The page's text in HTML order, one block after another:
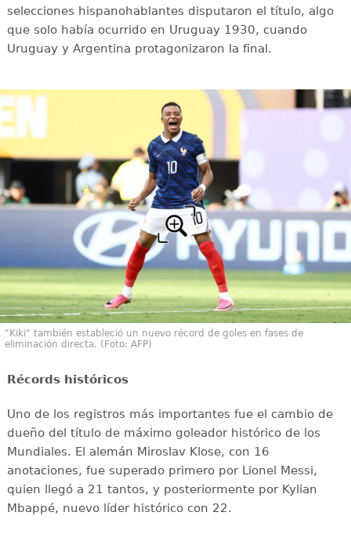
selecciones hispanohablantes disputaron el título, algo
que solo había ocurrido en Uruguay 1930, cuando
Uruguay y Argentina protagonizaron la final.
"Kiki" también estableció un nuevo récord de goles en fases de
eliminación directa. (Foto: AFP)
Récords históricos
Uno de los registros más importantes fue el cambio de
dueño del título de máximo goleador histórico de los
Mundiales. El alemán Miroslav Klose, con 16
anotaciones, fue superado primero por Lionel Messi,
quien llegó a 21 tantos, y posteriormente por Kylian
Mbappé, nuevo líder histórico con 22.